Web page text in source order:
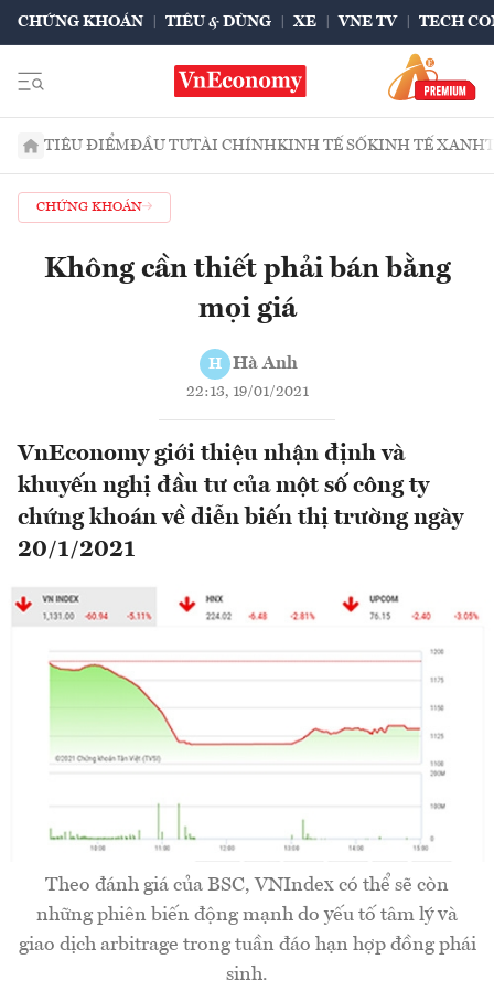
CHỨNG KHOÁN TIÊU & DÙNG XE VNE TV TECH
TIÊU ĐIỂMĐẦU TƯTÀI CHÍNHKINH TẾ SỐKINH TẾ XANH
CHỨNG KHOÁN
Không cần thiết phải bán bằng
mọi giá
H Hà Anh
22:13, 19/01/2021
VnEconomy giới thiệu nhận định và
khuyến nghị đầu tư của một số công ty
chứng khoán về diễn biến thị trường ngày
20/1/2021
Theo đánh giá của BSC, VNIndex có thể sẽ còn
những phiên biến động mạnh do yếu tố tâm lý và
giao dịch arbitrage trong tuần đáo hạn hợp đồng phái
sinh.